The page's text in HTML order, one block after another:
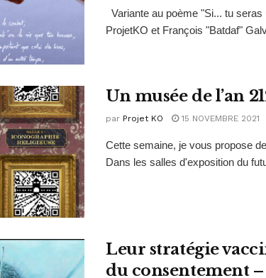
Variante au poème "Si... tu
ProjetKO et François "Batdaf"
Un musée de l’an
par Projet KO 15 NOVEMBRE 2021
Cette semaine, je vous propose
Dans les salles d'exposition du
Leur stratégie
du consentement